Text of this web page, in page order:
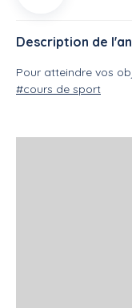
Description de
Pour atteindre vos
#cours de sport